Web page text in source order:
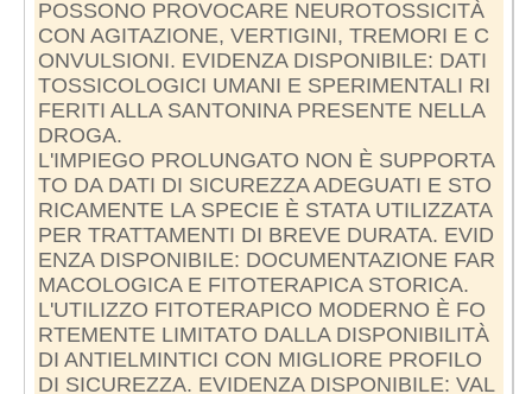
POSSONO PROVOCARE NEUROTOSSICITÀ
CON AGITAZIONE, VERTIGINI, TREMORI E C
ONVULSIONI. EVIDENZA DISPONIBILE: DATI
TOSSICOLOGICI UMANI E SPERIMENTALI RI
FERITI ALLA SANTONINA PRESENTE NELLA
DROGA.
L'IMPIEGO PROLUNGATO NON È SUPPORTA
TO DA DATI DI SICUREZZA ADEGUATI E STO
RICAMENTE LA SPECIE È STATA UTILIZZATA
PER TRATTAMENTI DI BREVE DURATA. EVID
ENZA DISPONIBILE: DOCUMENTAZIONE FAR
MACOLOGICA E FITOTERAPICA STORICA.
L'UTILIZZO FITOTERAPICO MODERNO È FO
RTEMENTE LIMITATO DALLA DISPONIBILITÀ
DI ANTIELMINTICI CON MIGLIORE PROFILO
DI SICUREZZA. EVIDENZA DISPONIBILE: VAL